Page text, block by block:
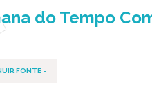
do Tempo
FONTE -